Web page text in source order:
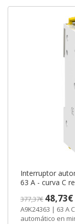
Interruptor
63 A - curva C
377,37€ 48,73€
A9K24363 | 63 A C 6000 A Acti 9 iK60 Acti 9 6 Interruptor
automático en